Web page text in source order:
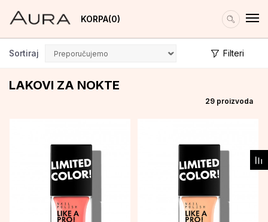
KORPA 0
LAKOVI ZA NOKTE
Sortiraj Filteri
29 proizvoda